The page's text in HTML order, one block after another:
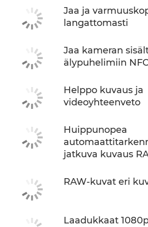
Jaa ja
langattomasti
Jaa kameran
älypuhelimiin
Helppo kuvaus ja
videoyhteenveto
Huippunopea
jatkuva kuvaus
RAW-kuvat eri
Laadukkaat